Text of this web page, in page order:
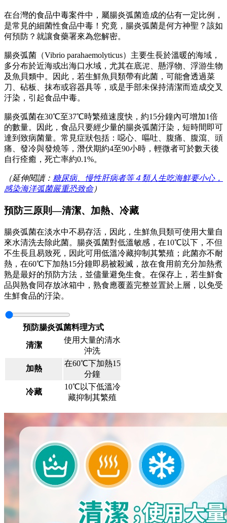
在台灣的食品中毒案件中，屬腸炎弧菌造成的佔有一定比例，
是常見的細菌性食品中毒！究竟，腸炎弧菌是何方神聖？該如
何預防？就讓食藥署來為您解密。
腸炎弧菌（Vibrio parahaemolyticus）主要生長於溫暖的海域，
多分布於近海或出海口水域，尤其在底泥、懸浮物、浮游生物
及魚貝類中。因此，若生鮮魚貝類帶有此菌，可能會透過菜
刀、砧板、抹布或容器具等，或是手部未保持清潔而造成交叉
汙染，引起食品中毒。
腸炎弧菌在30℃至37℃時繁殖速度快，約15分鐘內可增加1倍
的數量。因此，食品只要經少量的腸炎弧菌汙染，短時間即可
達到致病菌量。常見症狀包括：噁心、嘔吐、腹痛、腹瀉、頭
痛、發冷與發燒等，潛伏期約4至90小時，輕微者可於數天後
自行痊癒，死亡率約0.1%。
（延伸閱讀： 糖尿病、慢性肝病者等４類人生吃海鮮要小心，
感染海洋弧菌嚴重恐致命）
預防三原則—清潔、加熱、冷藏
腸炎弧菌在淡水中不易存活，因此，生鮮魚貝類可使用大量自
來水清洗去除此菌。腸炎弧菌對低溫敏感，在10℃以下，不但
不生長且易致死，因此可用低溫冷藏抑制其繁殖；此菌亦不耐
熱，在60℃下加熱15分鐘即易被殺滅，故在食用前充分加熱煮
熟是最好的預防方法，並儘量避免生食。在保存上，若生鮮食
品與熟食同存放冰箱中，熟食應覆蓋完整並置於上層，以免受
生鮮食品的汙染。
預防腸炎弧菌料理方式
清潔
使用大量的清水
沖洗
加熱
在60℃下加熱15
分鐘
冷藏
10℃以下低溫冷
藏抑制其繁殖